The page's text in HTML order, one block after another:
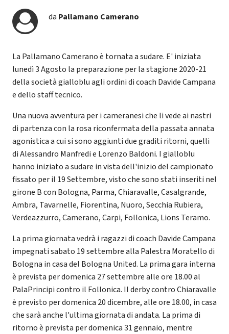
da Pallamano Camerano
La Pallamano Camerano è tornata a sudare. E' iniziata
lunedì 3 Agosto la preparazione per la stagione 2020-21
della società gialloblu agli ordini di coach Davide Campana
e dello staff tecnico.
Una nuova avventura per i cameranesi che li vede ai nastri
di partenza con la rosa riconfermata della passata annata
agonistica a cui si sono aggiunti due graditi ritorni, quelli
di Alessandro Manfredi e Lorenzo Baldoni. I gialloblu
hanno iniziato a sudare in vista dell'inizio del campionato
fissato per il 19 Settembre, visto che sono stati inseriti nel
girone B con Bologna, Parma, Chiaravalle, Casalgrande,
Ambra, Tavarnelle, Fiorentina, Nuoro, Secchia Rubiera,
Verdeazzurro, Camerano, Carpi, Follonica, Lions Teramo.
La prima giornata vedrà i ragazzi di coach Davide Campana
impegnati sabato 19 settembre alla Palestra Moratello di
Bologna in casa del Bologna United. La prima gara interna
è prevista per domenica 27 settembre alle ore 18.00 al
PalaPrincipi contro il Follonica. Il derby contro Chiaravalle
è previsto per domenica 20 dicembre, alle ore 18.00, in casa
che sarà anche l'ultima giornata di andata. La prima di
ritorno è prevista per domenica 31 gennaio, mentre